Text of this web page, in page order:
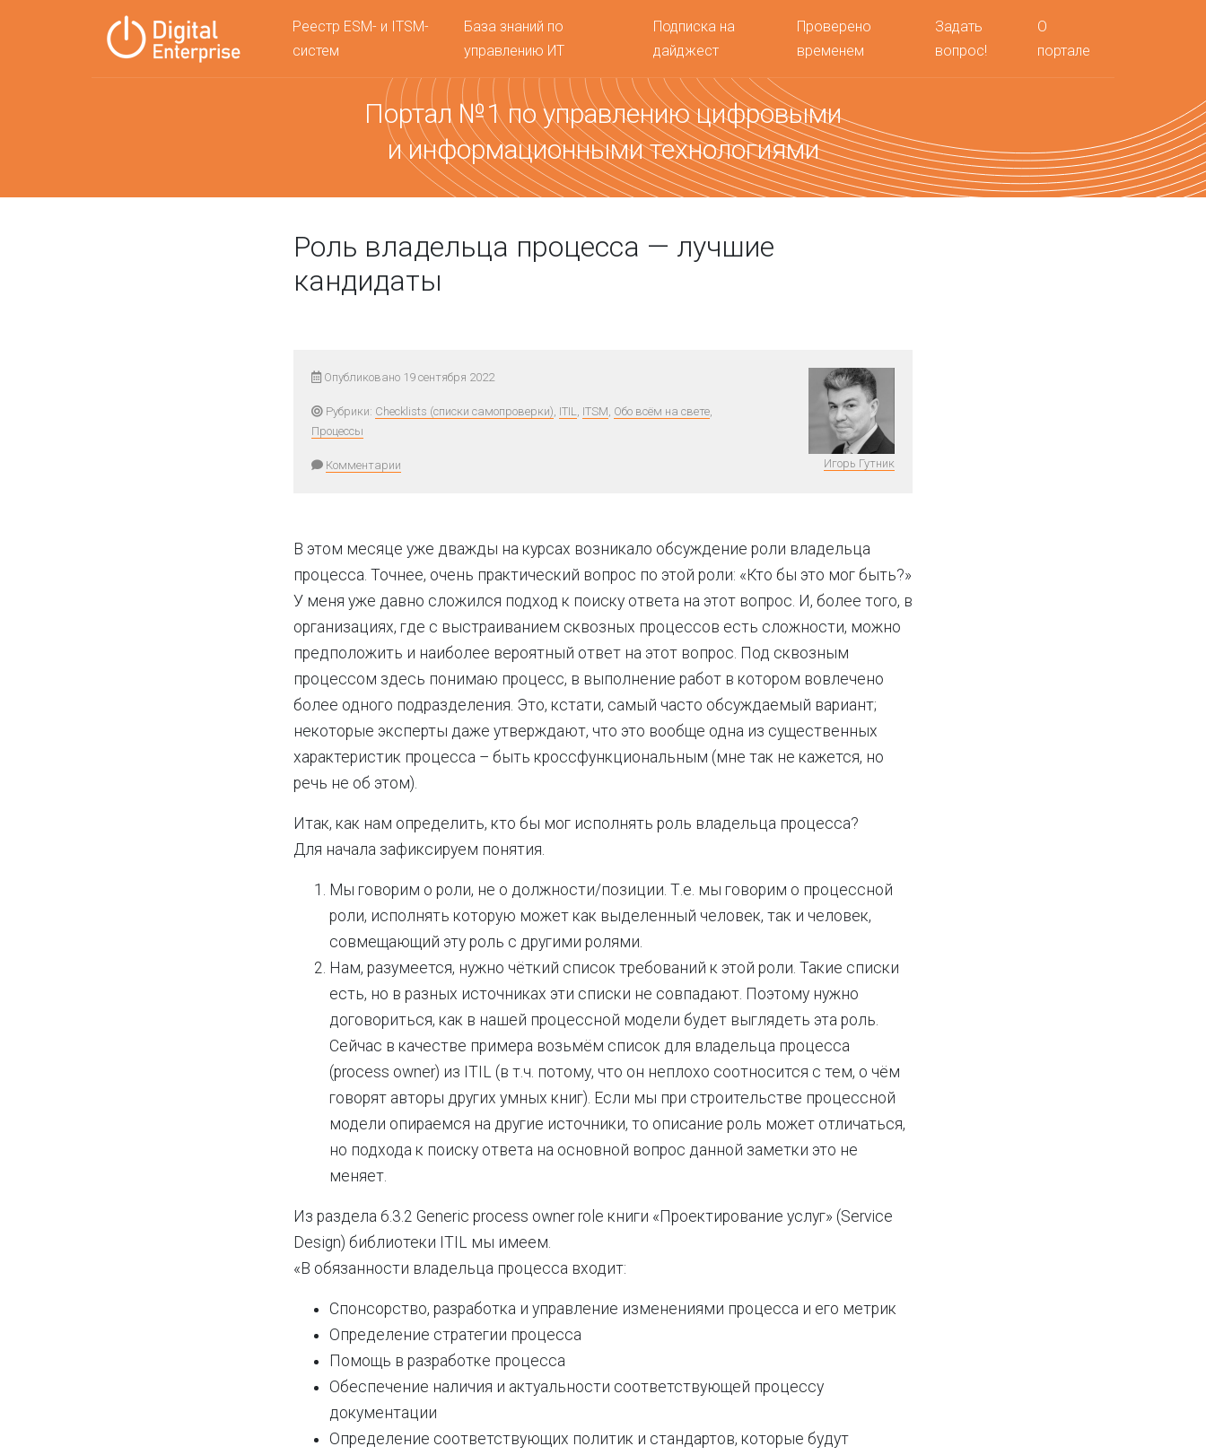
Реестр ESM- и ITSM-
систем
База знаний по
управлению ИТ
Подписка на
дайджест
Проверено
временем
Задать
вопрос!
О
портале
Портал №1 по управлению цифровыми
и информационными технологиями
Роль владельца процесса — лучшие
кандидаты
Опубликовано 19 сентября 2022
Рубрики: Checklists (списки самопроверки), ITIL, ITSM, Обо всём на свете,
Процессы
Комментарии Игорь Гутник
В этом месяце уже дважды на курсах возникало обсуждение роли владельца
процесса. Точнее, очень практический вопрос по этой роли: «Кто бы это мог быть?»
У меня уже давно сложился подход к поиску ответа на этот вопрос. И, более того, в
организациях, где с выстраиванием сквозных процессов есть сложности, можно
предположить и наиболее вероятный ответ на этот вопрос. Под сквозным
процессом здесь понимаю процесс, в выполнение работ в котором вовлечено
более одного подразделения. Это, кстати, самый часто обсуждаемый вариант;
некоторые эксперты даже утверждают, что это вообще одна из существенных
характеристик процесса – быть кроссфункциональным (мне так не кажется, но
речь не об этом).
Итак, как нам определить, кто бы мог исполнять роль владельца процесса?
Для начала зафиксируем понятия.
Мы говорим о роли, не о должности/позиции. Т.е. мы говорим о процессной
роли, исполнять которую может как выделенный человек, так и человек,
совмещающий эту роль с другими ролями.
Нам, разумеется, нужно чёткий список требований к этой роли. Такие списки
есть, но в разных источниках эти списки не совпадают. Поэтому нужно
договориться, как в нашей процессной модели будет выглядеть эта роль.
Сейчас в качестве примера возьмём список для владельца процесса
(process owner) из ITIL (в т.ч. потому, что он неплохо соотносится с тем, о чём
говорят авторы других умных книг). Если мы при строительстве процессной
модели опираемся на другие источники, то описание роль может отличаться,
но подхода к поиску ответа на основной вопрос данной заметки это не
меняет.
Из раздела 6.3.2 Generic process owner role книги «Проектирование услуг» (Service
Design) библиотеки ITIL мы имеем.
«В обязанности владельца процесса входит:
Спонсорство, разработка и управление изменениями процесса и его метрик
Определение стратегии процесса
Помощь в разработке процесса
Обеспечение наличия и актуальности соответствующей процессу
документации
Определение соответствующих политик и стандартов, которые будут